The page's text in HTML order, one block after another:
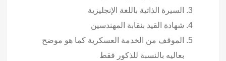
السيرة الذاتية باللغة الإنجليزية
شهادة القيد بنقابة المهندسين
الموقف من الخدمة العسكرية كما هو موضح
بعاليه بالنسبة للذكور فقط